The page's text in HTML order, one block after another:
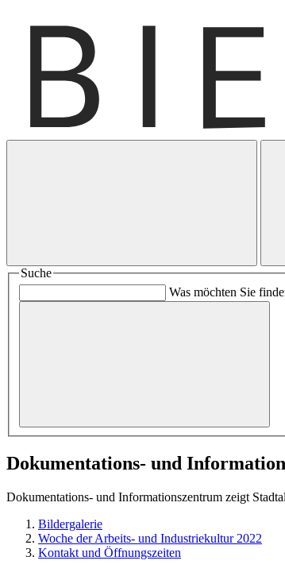
Suche
Was möchten Sie
Dokumentations- und
Dokumentations- und Informationszentrum zeigt
Bildergalerie
Woche der Arbeits- und Industriekultur 2022
Kontakt und Öffnungszeiten